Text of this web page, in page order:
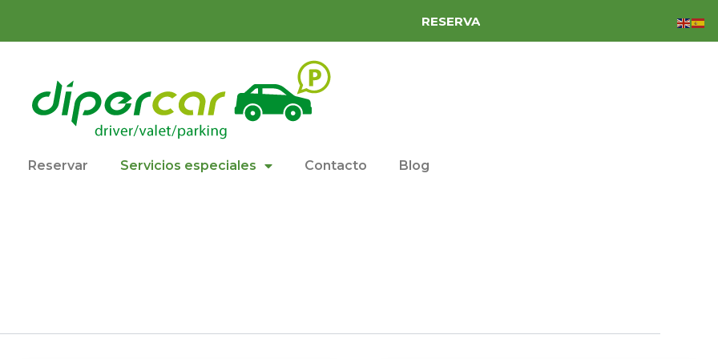
RESERVA
Reservar Servicios especiales Contacto Blog